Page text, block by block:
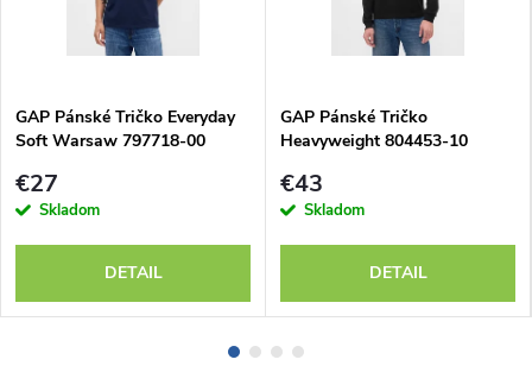
GAP Pánské Tričko Everyday
Soft Warsaw 797718-00
€27
Skladom
DETAIL
GAP Pánské Tričko
Heavyweight 804453-10
€43
Skladom
DETAIL